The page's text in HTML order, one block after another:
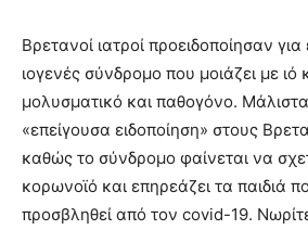
Βρετανοί ιατροί προειδοποίησαν
ιογενές σύνδρομο που μοιάζει με ιό
μολυσματικό και παθογόνο.
«επείγουσα ειδοποίηση» στους
καθώς το σύνδρομο φαίνεται να
κορωνοϊό και επηρεάζει τα παιδιά
προσβληθεί από τον covid-19.